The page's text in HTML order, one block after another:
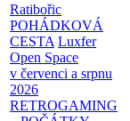
Ratibořic
POHÁDKOVÁ
CESTA Luxfer
Open Space
v červenci a srpnu
2026
RETROGAMING